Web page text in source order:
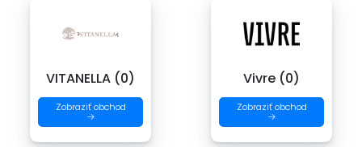
VITANELLA (0)
Zobraziť obchod
→
Vivre (0)
Zobraziť obchod
→